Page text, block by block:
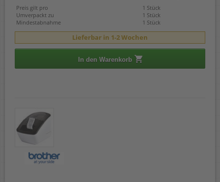
Preis gilt pro
1 Stück
Umverpackt zu
1 Stück
Mindestabnahme
1 Stück
Lieferbar in 1-2 Wochen
In den Warenkorb